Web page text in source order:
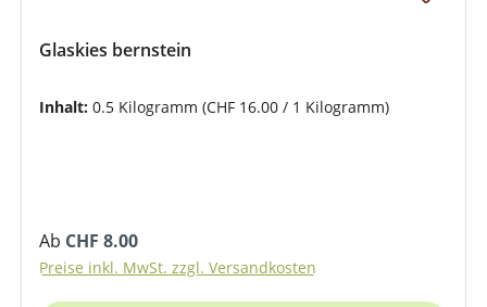
Glaskies bernstein
Inhalt: 0.5 Kilogramm (CHF 16.00 / 1 Kilogramm)
Regulärer Preis:
Ab CHF 8.00
Preise inkl. MwSt. zzgl. Versandkosten